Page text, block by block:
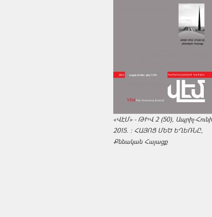
«ՎԷՄ» - ԹԻՎ 2 (50), Ապրիլ-
2015. : ՀԱՅՈՑ ՄԵԾ ԵՂԵՌՆԸ,
Քննական Հայացք